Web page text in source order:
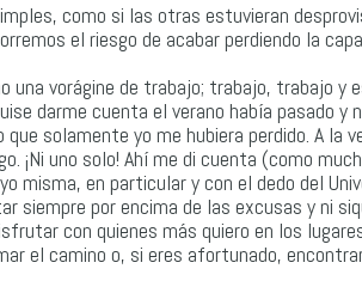
como si las otras estuvieran
el riesgo de acabar perdiendo la
una vorágine de trabajo; trabajo, trabajo
darme cuenta el verano había pasado y
solamente yo me hubiera perdido. A la
¡Ni uno solo! Ahí me di cuenta (como
misma, en particular y con el dedo del
siempre por encima de las excusas y ni
con quienes más quiero en los
el camino o, si eres afortunado,